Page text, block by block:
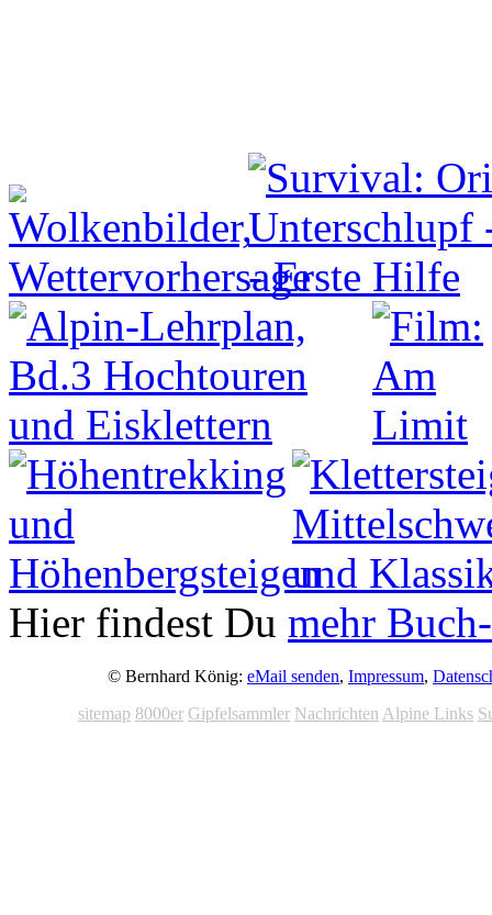
Hier findest Du mehr
© Bernhard König: eMail senden, Impressum,
sitemap 8000er Gipfelsammler Nachrichten Alpine Links